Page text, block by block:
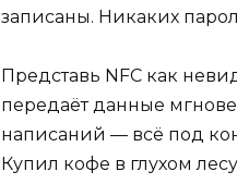
записаны. Никаких
Представь NFC как
передаёт данные
написаний — всё под
Купил кофе в глухом